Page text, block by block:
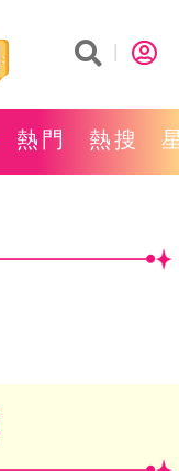
熱門 熱搜